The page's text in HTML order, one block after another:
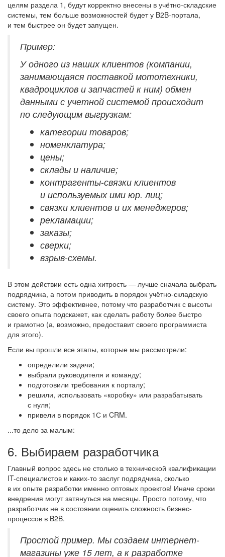
целям раздела 1, будут корректно внесены в учётно-складские
системы, тем больше возможностей будет у B2B-портала,
и тем быстрее он будет запущен.
Пример:
У одного из наших клиентов (компании,
занимающаяся поставкой мототехники,
квадроциклов и запчастей к ним) обмен
данными с учетной системой происходит
по следующим выгрузкам:
категории товаров;
номенклатура;
цены;
склады и наличие;
контрагенты-связки клиентов
и используемых ими юр. лиц;
связки клиентов и их менеджеров;
рекламации;
заказы;
сверки;
взрыв-схемы.
В этом действии есть одна хитрость — лучше сначала выбрать
подрядчика, а потом приводить в порядок учётно-складскую
систему. Это эффективнее, потому что разработчик с высоты
своего опыта подскажет, как сделать работу более быстро
и грамотно (а, возможно, предоставит своего программиста
для этого).
Если вы прошли все этапы, которые мы рассмотрели:
определили задачи;
выбрали руководителя и команду;
подготовили требования к порталу;
решили, использовать «коробку» или разрабатывать
с нуля;
привели в порядок 1С и CRM.
...то дело за малым:
6. Выбираем разработчика
Главный вопрос здесь не столько в технической квалификации
IT-специалистов и каких-то заслуг подрядчика, сколько
в их опыте разработки именно оптовых проектов! Иначе сроки
внедрения могут затянуться на месяцы. Просто потому, что
разработчик не в состоянии оценить сложность бизнес-
процессов в B2B.
Простой пример. Мы создаем интернет-
магазины уже 15 лет, а к разработке